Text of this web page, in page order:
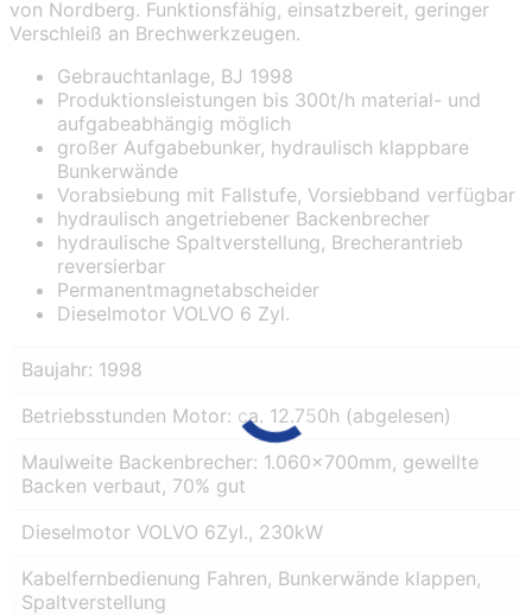
von Nordberg. Funktionsfähig, einsatzbereit, geringer
Verschleiß an Brechwerkzeugen.
Gebrauchtanlage, BJ 1998
Produktionsleistungen bis 300t/h material- und
aufgabeabhängig möglich
großer Aufgabebunker, hydraulisch klappbare
Bunkerwände
Vorabsiebung mit Fallstufe, Vorsiebband verfügbar
hydraulisch angetriebener Backenbrecher
hydraulische Spaltverstellung, Brecherantrieb
reversierbar
Permanentmagnetabscheider
Dieselmotor VOLVO 6 Zyl.
Baujahr: 1998
Betriebsstunden Motor: ca. 12.750h (abgelesen)
Maulweite Backenbrecher: 1.060x700mm, gewellte
Backen verbaut, 70% gut
Dieselmotor VOLVO 6Zyl., 230kW
Kabelfernbedienung Fahren, Bunkerwände klappen,
Spaltverstellung